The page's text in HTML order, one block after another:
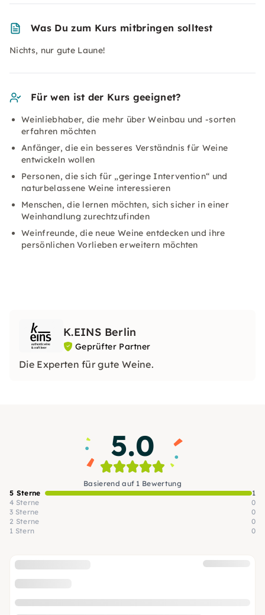
Was Du zum Kurs mitbringen solltest
Nichts, nur gute Laune!
Für wen ist der Kurs geeignet?
Weinliebhaber, die mehr über Weinbau und -sorten
erfahren möchten
Anfänger, die ein besseres Verständnis für Weine
entwickeln wollen
Personen, die sich für „geringe Intervention“ und
naturbelassene Weine interessieren
Menschen, die lernen möchten, sich sicher in einer
Weinhandlung zurechtzufinden
Weinfreunde, die neue Weine entdecken und ihre
persönlichen Vorlieben erweitern möchten
K.EINS Berlin
Geprüfter Partner
Die Experten für gute Weine.
5.0
Basierend auf 1 Bewertung
5 Sterne
1
4 Sterne
0
3 Sterne
0
2 Sterne
0
1 Stern
0